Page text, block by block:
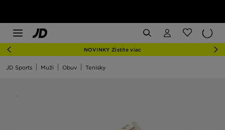
NOVINKY Zistite viac
JD Sports Muži Obuv Tenisky